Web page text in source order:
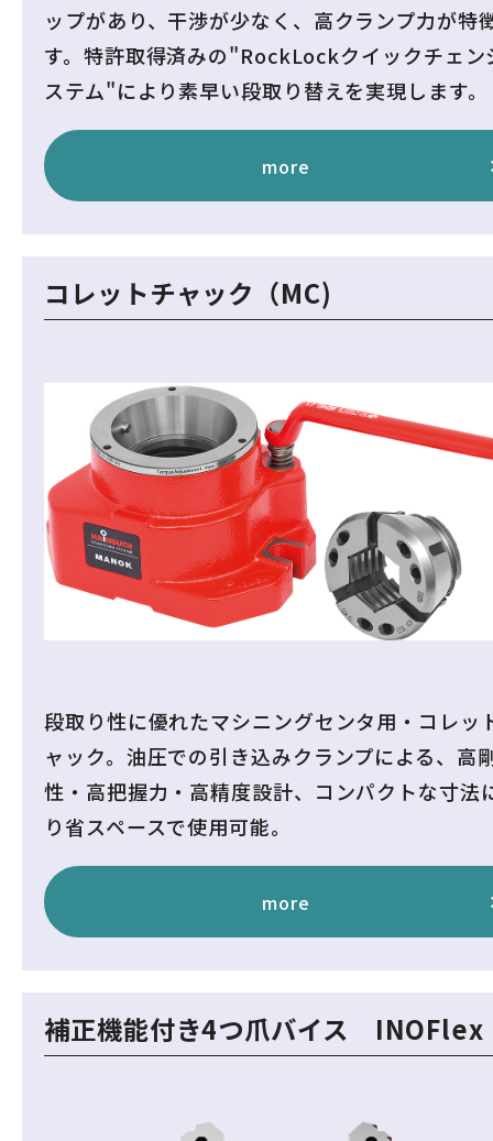
ップがあり、干渉が少なく、高クランプ力が特
す。特許取得済みの"RockLockクイックチェン
ステム"により素早い段取り替えを実現します。
more
コレットチャック（MC)
段取り性に優れたマシニングセンタ用・コレッ
ャック。油圧での引き込みクランプによる、高
性・高把握力・高精度設計、コンパクトな寸法
り省スペースで使用可能。
more
補正機能付き4つ爪バイス INOFlex